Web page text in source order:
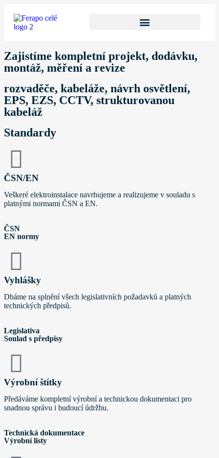
Zajistíme kompletní projekt, dodávku,
montáž, měření a revize
rozvaděče, kabeláže, návrh osvětlení,
EPS, EZS, CCTV, strukturovanou
kabeláž
Standardy
ČSN/EN
Veškeré elektroinstalace navrhujeme a realizujeme v souladu s
platnými normami ČSN a EN.
ČSN
EN normy
Vyhlášky
Dbáme na splnění všech legislativních požadavků a platných
technických předpisů.
Legislativa
Soulad s předpisy
Výrobní štítky
Předáváme kompletní výrobní a technickou dokumentaci pro
snadnou správu i budoucí údržbu.
Technická dokumentace
Výrobní listy